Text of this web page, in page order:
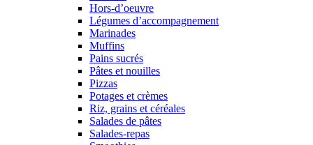
Hors-d’oeuvre
Légumes d’accompagnement
Marinades
Muffins
Pains sucrés
Pâtes et nouilles
Pizzas
Potages et crèmes
Riz, grains et céréales
Salades de pâtes
Salades-repas